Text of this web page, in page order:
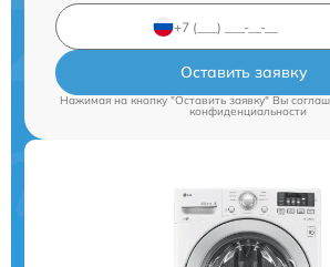
Оставить заявку
Нажимая на кнопку "Оставить заявку" Вы
конфиденциальности